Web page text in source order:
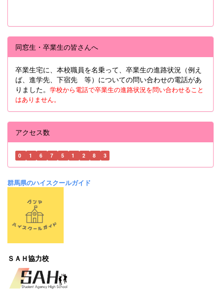
同窓生・卒業生の皆さんへ
卒業生宅に、本校職員を名乗って、卒業生の進路状況（例え
ば、進学先、下宿先 等）についての問い合わせの電話があ
りました。 学校から電話で卒業生の進路状況を問い合わせること
はありません。
アクセス数
0 1 6 7 5 1 2 8 3
群馬県のハイスクールガイド
ＳＡＨ協力校